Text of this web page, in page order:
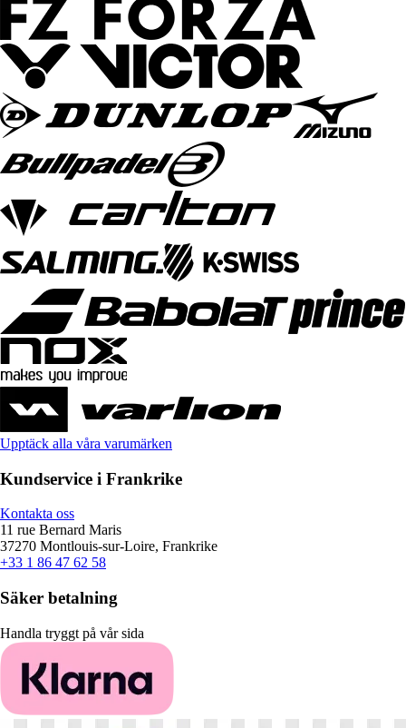
Upptäck alla våra varumärken
Kundservice i Frankrike
Kontakta oss
11 rue Bernard Maris
37270 Montlouis-sur-Loire, Frankrike
+33 1 86 47 62 58
Säker betalning
Handla tryggt på vår sida